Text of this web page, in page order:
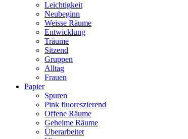
Leichtigkeit
Neubeginn
Weisse Räume
Entwicklung
Träume
Sitzend
Gruppen
Alltag
Frauen
Papier
Spuren
Pink fluoreszierend
Offene Räume
Geheime Räume
Überarbeitet